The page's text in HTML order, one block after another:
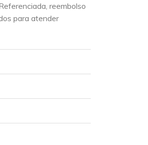
reembolso
para atender